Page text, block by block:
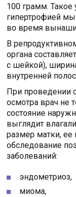
100 грамм. Такое
гипертрофией
во время
В
органа
с шейкой),
внутренней
При проведении
осмотра врач не
состояние
выглядит
размер матки, ее
обследование
заболеваний:
эндометриоз,
миома,